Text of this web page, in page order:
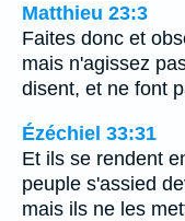
Matthieu 23:3
Faites donc et
mais n'agissez
disent, et ne font
Ézéchiel 33:31
Et ils se rendent
peuple s'assied
mais ils ne les